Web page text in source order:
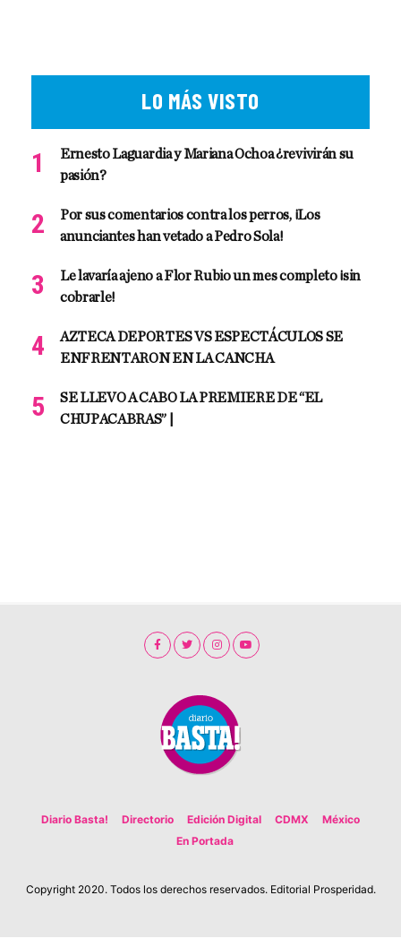
LO MÁS VISTO
Ernesto Laguardia y Mariana Ochoa ¿revivirán su
pasión?
Por sus comentarios contra los perros, ¡Los
anunciantes han vetado a Pedro Sola!
Le lavaría ajeno a Flor Rubio un mes completo ¡sin
cobrarle!
AZTECA DEPORTES VS ESPECTÁCULOS SE
ENFRENTARON EN LA CANCHA
SE LLEVO A CABO LA PREMIERE DE “EL
CHUPACABRAS” |
Diario Basta! Directorio Edición Digital CDMX
México
En Portada
Copyright 2020. Todos los derechos reservados. Editorial Prosperidad.